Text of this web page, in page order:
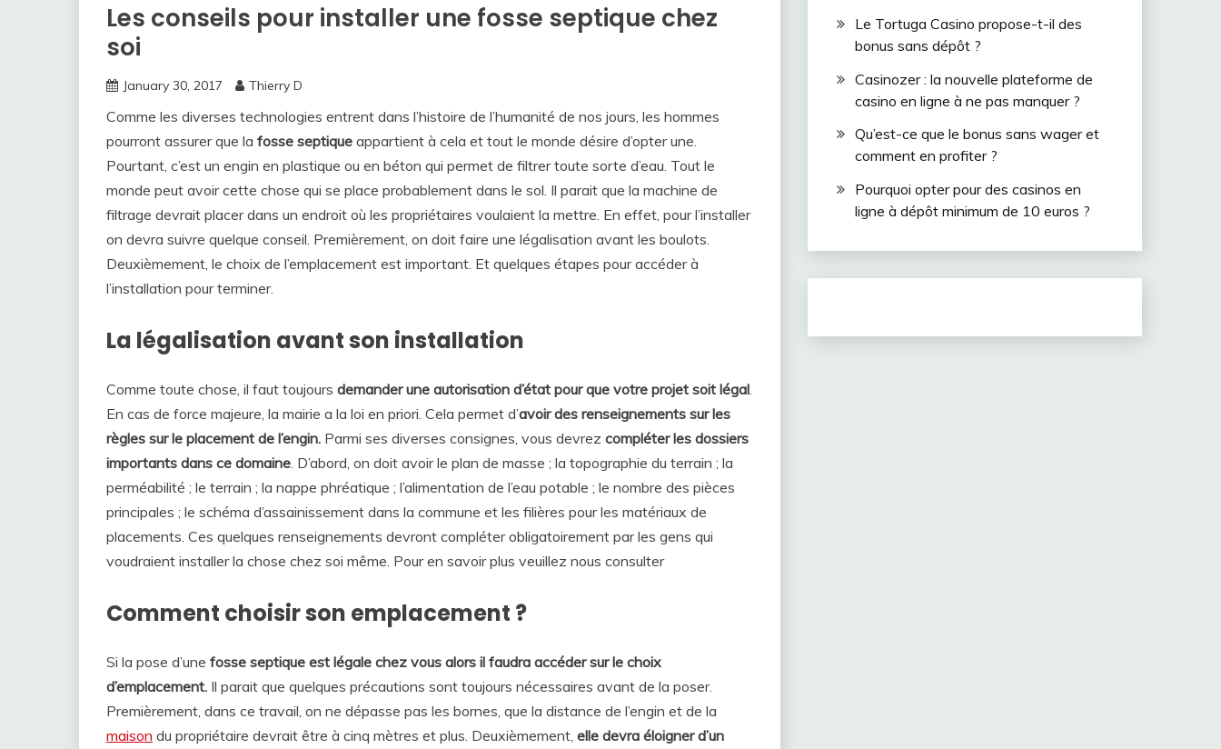
Les conseils pour installer une fosse septique chez
soi
January 30, 2017 Thierry D
Comme les diverses technologies entrent dans l’histoire de l’humanité de nos jours, les hommes
pourront assurer que la fosse septique appartient à cela et tout le monde désire d’opter une.
Pourtant, c’est un engin en plastique ou en béton qui permet de filtrer toute sorte d’eau. Tout le
monde peut avoir cette chose qui se place probablement dans le sol. Il parait que la machine de
filtrage devrait placer dans un endroit où les propriétaires voulaient la mettre. En effet, pour l’installer
on devra suivre quelque conseil. Premièrement, on doit faire une légalisation avant les boulots.
Deuxièmement, le choix de l’emplacement est important. Et quelques étapes pour accéder à
l’installation pour terminer.
La légalisation avant son installation
Comme toute chose, il faut toujours demander une autorisation d’état pour que votre projet soit légal
En cas de force majeure, la mairie a la loi en priori. Cela permet d’avoir des renseignements sur les
règles sur le placement de l’engin. Parmi ses diverses consignes, vous devrez compléter les dossiers
importants dans ce domaine . D’abord, on doit avoir le plan de masse ; la topographie du terrain ; la
perméabilité ; le terrain ; la nappe phréatique ; l’alimentation de l’eau potable ; le nombre des pièces
principales ; le schéma d’assainissement dans la commune et les filières pour les matériaux de
placements. Ces quelques renseignements devront compléter obligatoirement par les gens qui
voudraient installer la chose chez soi même. Pour en savoir plus veuillez nous consulter
Comment choisir son emplacement ?
Si la pose d’une fosse septique est légale chez vous alors il faudra accéder sur le choix
d’emplacement. Il parait que quelques précautions sont toujours nécessaires avant de la poser.
Premièrement, dans ce travail, on ne dépasse pas les bornes, que la distance de l’engin et de la
maison du propriétaire devrait être à cinq mètres et plus. Deuxièmement, elle devra éloigner d’un
Le Tortuga Casino propose-t-il des
bonus sans dépôt ?
Casinozer : la nouvelle plateforme de
casino en ligne à ne pas manquer ?
Qu’est-ce que le bonus sans wager et
comment en profiter ?
Pourquoi opter pour des casinos en
ligne à dépôt minimum de 10 euros ?